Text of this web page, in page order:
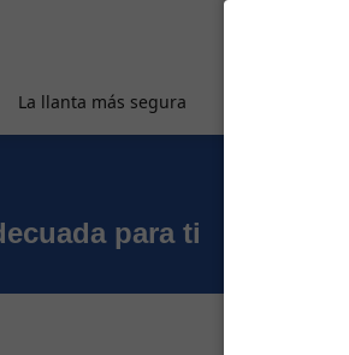
La llanta más segura
para ti